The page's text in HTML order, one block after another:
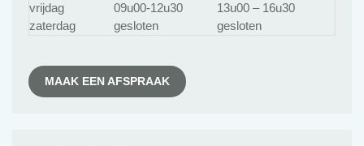
vrijdag
09u00-12u30
13u00 – 16u30
zaterdag
gesloten gesloten
MAAK EEN AFSPRAAK